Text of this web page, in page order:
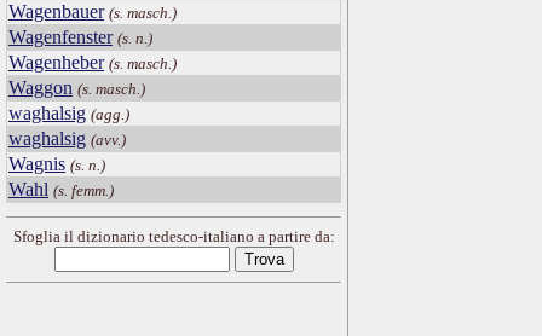
Wagenbauer (s. masch.)
Wagenfenster (s. n.)
Wagenheber (s. masch.)
Waggon (s. masch.)
waghalsig (agg.)
waghalsig (avv.)
Wagnis (s. n.)
Wahl (s. femm.)
Sfoglia il dizionario tedesco-italiano a partire da: